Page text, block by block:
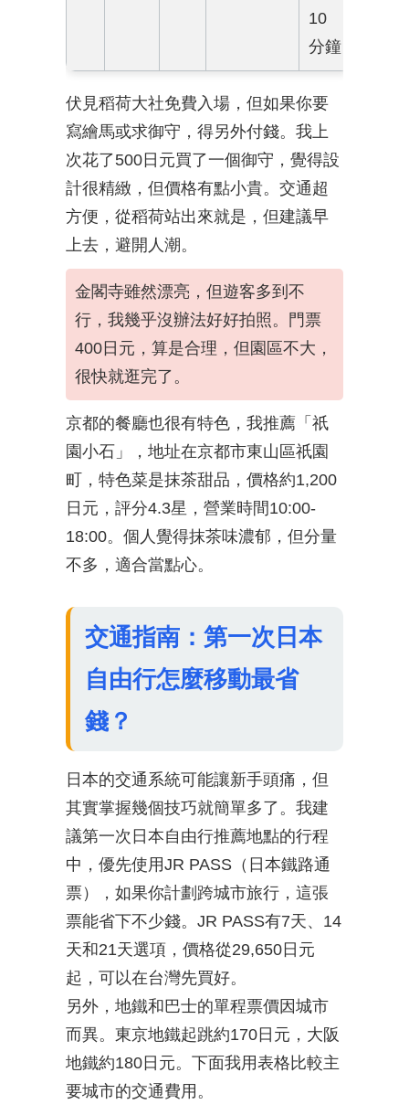
10
分鐘
伏見稻荷大社免費入場，但如果你要
寫繪馬或求御守，得另外付錢。我上
次花了500日元買了一個御守，覺得設
計很精緻，但價格有點小貴。交通超
方便，從稻荷站出來就是，但建議早
上去，避開人潮。
金閣寺雖然漂亮，但遊客多到不
行，我幾乎沒辦法好好拍照。門票
400日元，算是合理，但園區不大，
很快就逛完了。
京都的餐廳也很有特色，我推薦「祇
園小石」，地址在京都市東山區祇園
町，特色菜是抹茶甜品，價格約1,200
日元，評分4.3星，營業時間10:00-
18:00。個人覺得抹茶味濃郁，但分量
不多，適合當點心。
交通指南：第一次日本
自由行怎麼移動最省
錢？
日本的交通系統可能讓新手頭痛，但
其實掌握幾個技巧就簡單多了。我建
議第一次日本自由行推薦地點的行程
中，優先使用JR PASS（日本鐵路通
票），如果你計劃跨城市旅行，這張
票能省下不少錢。JR PASS有7天、14
天和21天選項，價格從29,650日元
起，可以在台灣先買好。
另外，地鐵和巴士的單程票價因城市
而異。東京地鐵起跳約170日元，大阪
地鐵約180日元。下面我用表格比較主
要城市的交通費用。